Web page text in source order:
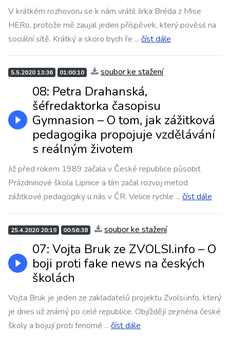
V krátkém rozhovoru se k nám vrátil Jirka Bréda z Mise
HERo, protože mě zaujal jeden příspěvek, který pověsil na
sociální sítě. Krátký a skoro bych ře ... číst dále
5.5.2020 13:36 01:00:10 soubor ke stažení
08: Petra Drahanská,
šéfredaktorka časopisu
Gymnasion – O tom, jak zážitková
pedagogika propojuje vzdělávání
s reálným životem
Již před rokem 1989 začala v České republice působit
Prázdninové škola Lipnice a tím začal rozvoj metod
zážitkové pedagogiky u nás v ČR. Velice rychle ... číst dále
25.4.2020 20:19 00:56:38 soubor ke stažení
07: Vojta Bruk ze ZVOLSI.info – O
boji proti fake news na českých
školách
Vojta Bruk je jeden ze zakladatelů projektu Zvolsi.info, který
je dnes už známý po celé republice. Objíždějí zejména české
školy a bojují proti fenomé ... číst dále